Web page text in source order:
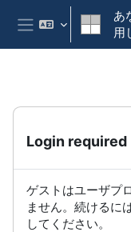
メインコンテンツへス
サイドパネル
あ
用
Login required
ゲストはユーザプ
ません。続けるに
してください。